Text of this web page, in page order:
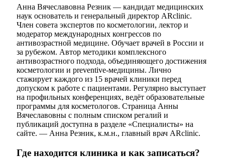
Анна Вячеславовна Резник — кандидат медицинских
наук основатель и генеральный директор ARclinic.
Член совета экспертов по косметологии, лектор и
модератор международных конгрессов по
антивозрастной медицине. Обучает врачей в России и
за рубежом. Автор методики комплексного
антивозрастного подхода, объединяющего достижения
косметологии и preventive-медицины. Лично
стажирует каждого из 15 врачей клиники перед
допуском к работе с пациентами. Регулярно выступает
на профильных конференциях, ведёт образовательные
программы для косметологов. Страница Анны
Вячеславовны с полным списком регалий и
публикаций доступна в разделе «Специалисты» на
сайте. — Анна Резник, к.м.н., главный врач ARclinic.
Где находится клиника и как записаться?